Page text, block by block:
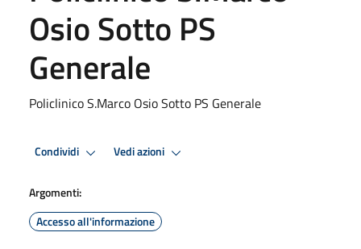
Osio Sotto PS
Generale
Policlinico S.Marco Osio Sotto PS Generale
Condividi Vedi azioni
Argomenti:
Accesso all'informazione